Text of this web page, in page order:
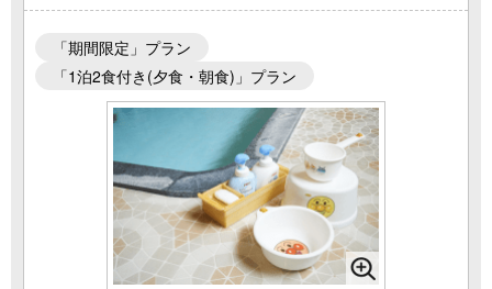
「期間限定」プラン
「1泊2食付き(夕食・朝食)」プラン